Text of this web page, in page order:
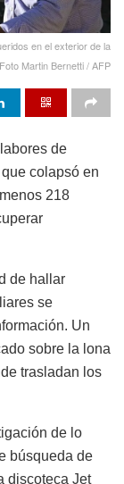
en el exterior de la
Martin Bernetti / AFP
de
colapsó en
218
de hallar
se
Un
sobre la lona
trasladan los
de lo
búsqueda de
discoteca Jet